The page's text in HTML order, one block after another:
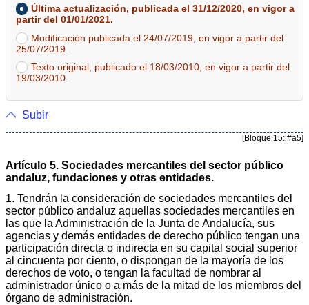
Última actualización, publicada el 31/12/2020, en vigor a
partir del 01/01/2021.
Modificación publicada el 24/07/2019, en vigor a partir del
25/07/2019.
Texto original, publicado el 18/03/2010, en vigor a partir del
19/03/2010.
Subir
[Bloque 15: #a5]
Artículo 5. Sociedades mercantiles del sector público
andaluz, fundaciones y otras entidades.
1. Tendrán la consideración de sociedades mercantiles del
sector público andaluz aquellas sociedades mercantiles en
las que la Administración de la Junta de Andalucía, sus
agencias y demás entidades de derecho público tengan una
participación directa o indirecta en su capital social superior
al cincuenta por ciento, o dispongan de la mayoría de los
derechos de voto, o tengan la facultad de nombrar al
administrador único o a más de la mitad de los miembros del
órgano de administración.